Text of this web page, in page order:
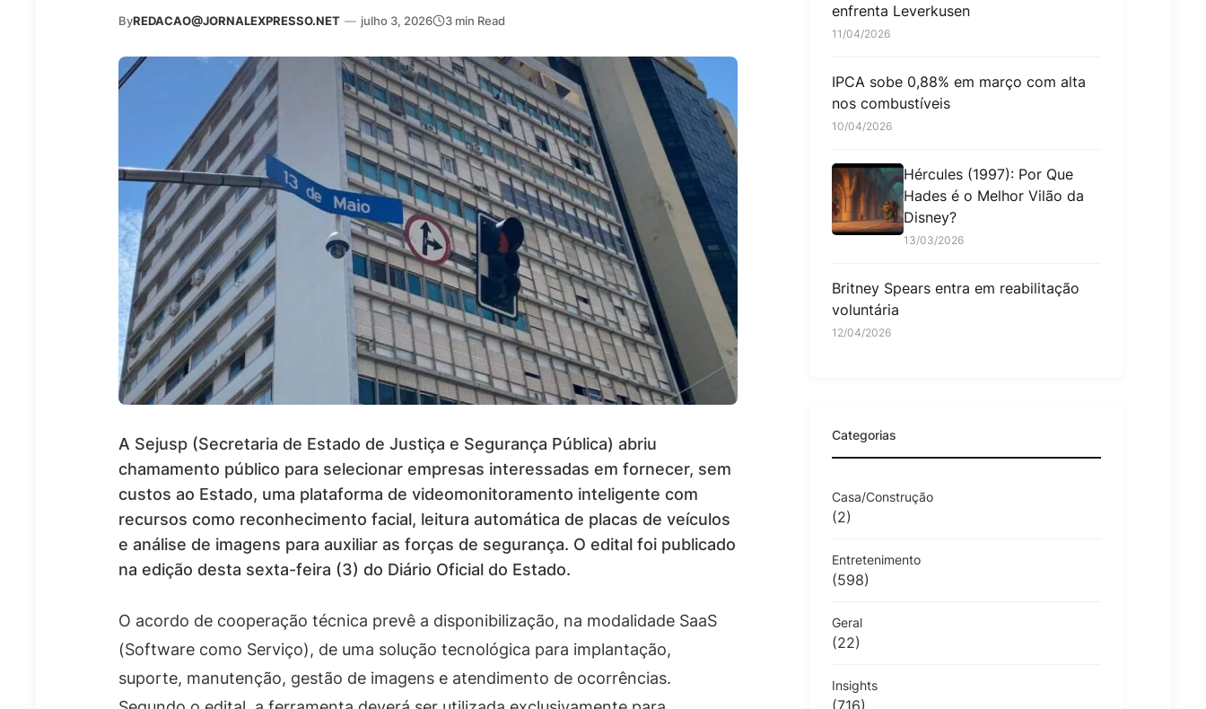
ByREDACAO@JORNALEXPRESSO.NET — julho 3, 2026 3 min Read
A Sejusp (Secretaria de Estado de Justiça e Segurança Pública) abriu
chamamento público para selecionar empresas interessadas em fornecer, sem
custos ao Estado, uma plataforma de videomonitoramento inteligente com
recursos como reconhecimento facial, leitura automática de placas de veículos
e análise de imagens para auxiliar as forças de segurança. O edital foi publicado
na edição desta sexta-feira (3) do Diário Oficial do Estado.
O acordo de cooperação técnica prevê a disponibilização, na modalidade SaaS
(Software como Serviço), de uma solução tecnológica para implantação,
suporte, manutenção, gestão de imagens e atendimento de ocorrências.
enfrenta Leverkusen
11/04/2026
IPCA sobe 0,88% em março com alta
nos combustíveis
10/04/2026
Hércules (1997): Por Que
Hades é o Melhor Vilão da
Disney?
13/03/2026
Britney Spears entra em reabilitação
voluntária
12/04/2026
Categorias
Casa/Construção
(2)
Entretenimento
(598)
Geral
(22)
Insights
(716)